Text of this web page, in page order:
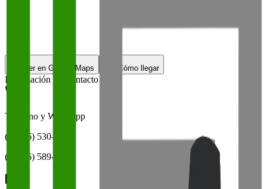
Ver en Google Maps Cómo llegar
Información de Contacto
Teléfono y Whatsapp
(02246) 530-069
(02246) 589-312